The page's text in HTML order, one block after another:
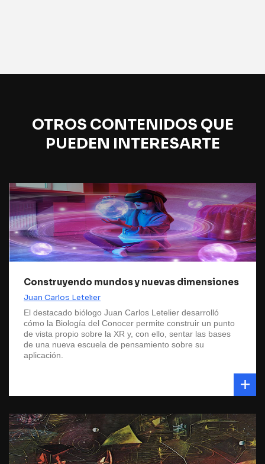
OTROS CONTENIDOS QUE
PUEDEN INTERESARTE
Construyendo mundos y nuevas dimensiones
Juan Carlos Letelier
El destacado biólogo Juan Carlos Letelier desarrolló
cómo la Biología del Conocer permite construir un punto
de vista propio sobre la XR y, con ello, sentar las bases
de una nueva escuela de pensamiento sobre su
aplicación.